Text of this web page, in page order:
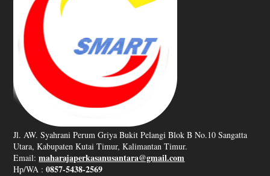
Jl. AW. Syahrani Perum Griya Bukit Pelangi Blok B No.10 Sangatta
Utara, Kabupaten Kutai Timur, Kalimantan Timur.
Email:maharajaperkasanusantara@gmail.com
Hp/WA :0857-5438-2569